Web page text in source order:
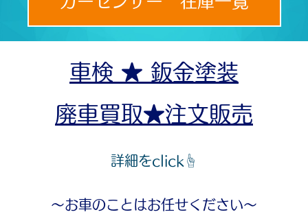
車検 ★ 鈑金塗装
廃車買取★注文販売
詳細をclick☝
～お車のことはお任せください～